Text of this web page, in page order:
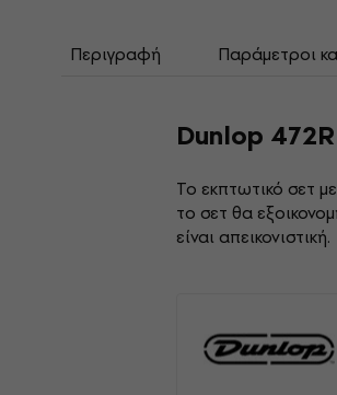
Περιγραφή Παράμετροι
Dunlop
Το εκπτωτικό σετ
το σετ θα
είναι απεικονιστική.